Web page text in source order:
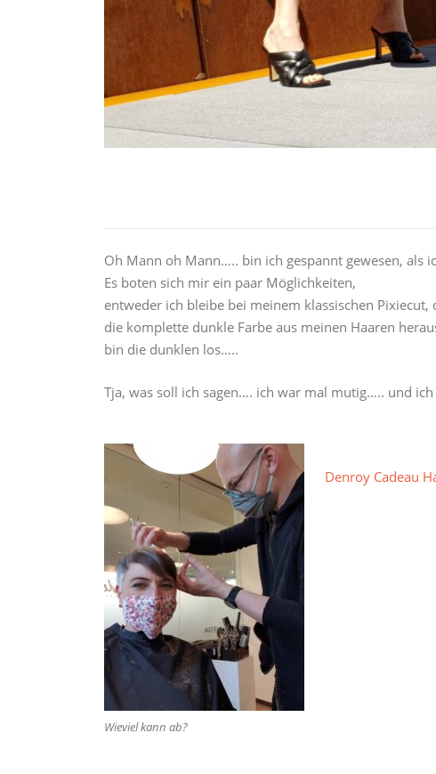
Oh Mann oh Mann….. bin ich gespannt gewesen, als
Es boten sich mir ein paar Möglichkeiten,
entweder ich bleibe bei meinem klassischen
die komplette dunkle Farbe aus meinen Haaren
bin die dunklen los…..
Tja, was soll ich sagen…. ich war mal mutig….. und
Wieviel kann ab?
Denroy Cadeau